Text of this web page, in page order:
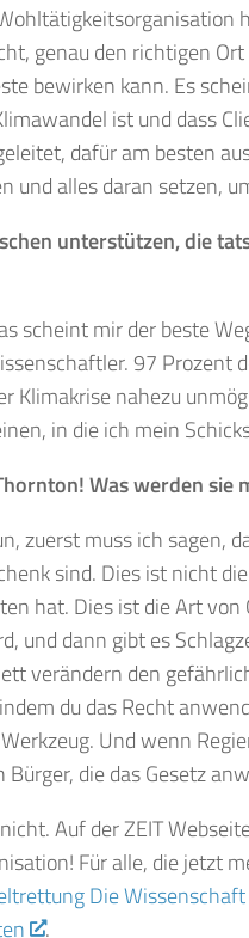
genau den richtigen
bewirken kann. Es
ist und dass
dafür am besten
und alles daran setzen,
unterstützen, die
scheint mir der beste
97 Prozent
Klimakrise nahezu
in die ich mein
Was werden sie
zuerst muss ich sagen,
sind. Dies ist nicht
hat. Dies ist die Art
und dann gibt es
verändern den
du das Recht
Und wenn
die das Gesetz
Auf der ZEIT
Für alle, die jetzt
Die
.